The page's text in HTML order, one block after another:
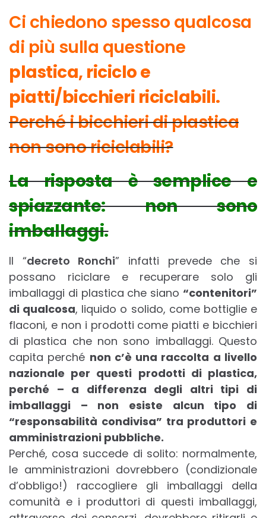
Ci chiedono spesso qualcosa
di più sulla questione
plastica, riciclo e
piatti/bicchieri riciclabili.
Perché i bicchieri di plastica
non sono riciclabili?
La risposta è semplice e
spiazzante: non sono
imballaggi.
Il “decreto Ronchi” infatti prevede che si
possano riciclare e recuperare solo gli
imballaggi di plastica che siano “contenitori”
di qualcosa, liquido o solido, come bottiglie e
flaconi, e non i prodotti come piatti e bicchieri
di plastica che non sono imballaggi. Questo
capita perché non c’è una raccolta a livello
nazionale per questi prodotti di plastica,
perché – a differenza degli altri tipi di
imballaggi – non esiste alcun tipo di
“responsabilità condivisa” tra produttori e
amministrazioni pubbliche.
Perché, cosa succede di solito: normalmente,
le amministrazioni dovrebbero (condizionale
d’obbligo!) raccogliere gli imballaggi della
comunità e i produttori di questi imballaggi,